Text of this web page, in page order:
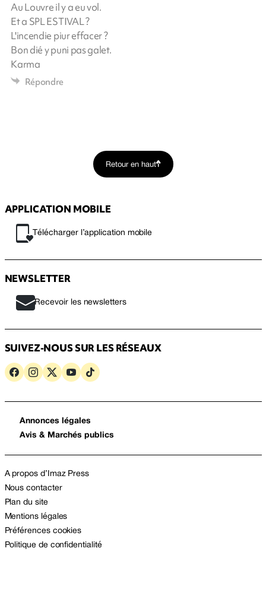
Au Louvre il y a eu vol.
Et a SPL ESTIVAL ?
L'incendie piur effacer ?
Bon dié y puni pas galet.
Karma
Répondre
Retour en haut
APPLICATION MOBILE
Télécharger l’application mobile
NEWSLETTER
Recevoir les newsletters
SUIVEZ-NOUS SUR LES RÉSEAUX
Annonces légales
Avis & Marchés publics
A propos d’Imaz Press
Nous contacter
Plan du site
Mentions légales
Préférences cookies
Politique de confidentialité